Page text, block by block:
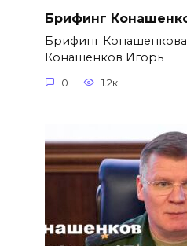
Брифинг
Брифинг Конашенкова
Конашенков Игорь
0 1.2к.